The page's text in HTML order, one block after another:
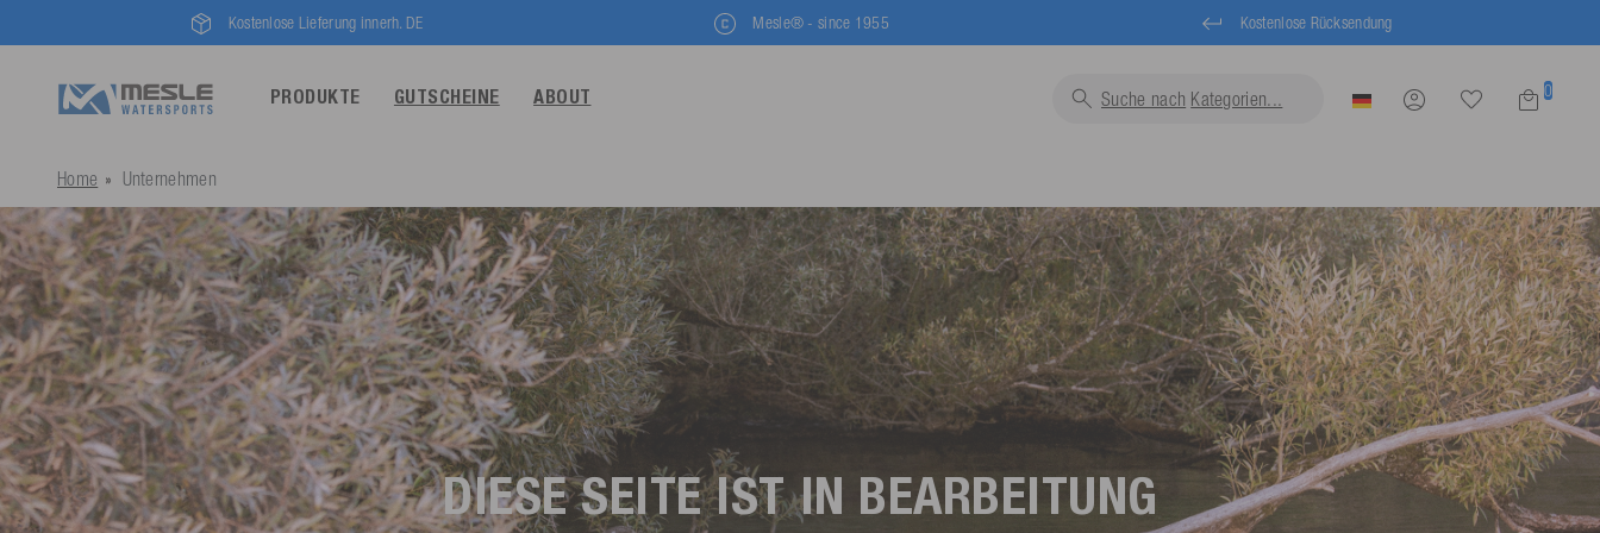
Kostenlose Lieferung innerh. DE Mesle® - since 1955 Kostenlose Rücksendung
PRODUKTE GUTSCHEINE ABOUT Suche nach Kategori 0
Home Unternehmen
DIESE SEITE IST IN BEARBEITUNG